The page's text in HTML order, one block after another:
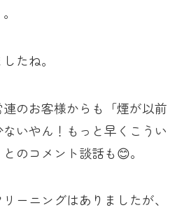
たね。
のお客様からも「煙が以前
いやん！もっと早くこうい
のコメント談話も😊。
ーニングはありましたが、